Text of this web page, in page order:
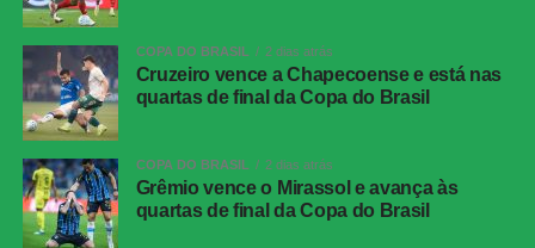
Partida
Competição
Campeonato Brasileiro – 21ª rodada
Local
Neo Química Arena, São Paulo (SP)
Data
Horário
19h30 (de Brasília)
Público
38.963 torcedores
COPA DO BRASIL 2 dias atrás
Cruzeiro vence a Chapecoense e está nas
quartas de final da Copa do Brasil
COPA DO BRASIL 2 dias atrás
Grêmio vence o Mirassol e avança às
quartas de final da Copa do Brasil